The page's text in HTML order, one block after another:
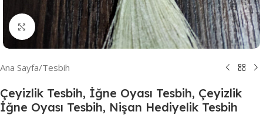
Resmi Büyüt
Ana Sayfa/Tesbih
Çeyizlik Tesbih, İğne Oyası Tesbih, Çeyizlik
İğne Oyası Tesbih, Nişan Hediyelik Tesbih